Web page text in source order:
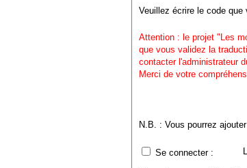
Veuillez écrire le code
Attention : le projet "Les
que vous validez la
contacter l'administrateur
Merci de votre
N.B. : Vous pourrez
Se connecter :